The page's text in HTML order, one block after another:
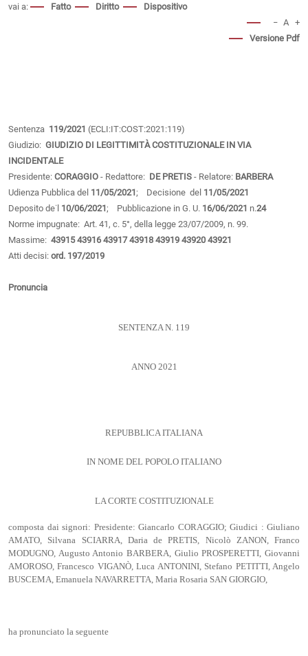
vai a: Fatto Diritto
Dispositivo
− A +
Versione Pdf
Sentenza 119/2021 (ECLI:IT:COST:2021:119)
Giudizio: GIUDIZIO DI LEGITTIMITÀ COSTITUZIONALE IN VIA
INCIDENTALE
Presidente: CORAGGIO - Redattore: DE PRETIS - Relatore: BARBERA
Udienza Pubblica del 11/05/2021; Decisione del 11/05/2021
Deposito de˙l 10/06/2021; Pubblicazione in G. U. 16/06/2021 n.24
Norme impugnate: Art. 41, c. 5°, della legge 23/07/2009, n. 99.
Massime: 43915 43916 43917 43918 43919 43920 43921
Atti decisi: ord. 197/2019
Pronuncia
SENTENZA N. 119
ANNO 2021
REPUBBLICA ITALIANA
IN NOME DEL POPOLO ITALIANO
LA CORTE COSTITUZIONALE
composta dai signori: Presidente: Giancarlo CORAGGIO; Giudici : Giuliano
AMATO, Silvana SCIARRA, Daria de PRETIS, Nicolò ZANON, Franco
MODUGNO, Augusto Antonio BARBERA, Giulio PROSPERETTI, Giovanni
AMOROSO, Francesco VIGANÒ, Luca ANTONINI, Stefano PETITTI, Angelo
BUSCEMA, Emanuela NAVARRETTA, Maria Rosaria SAN GIORGIO,
ha pronunciato la seguente